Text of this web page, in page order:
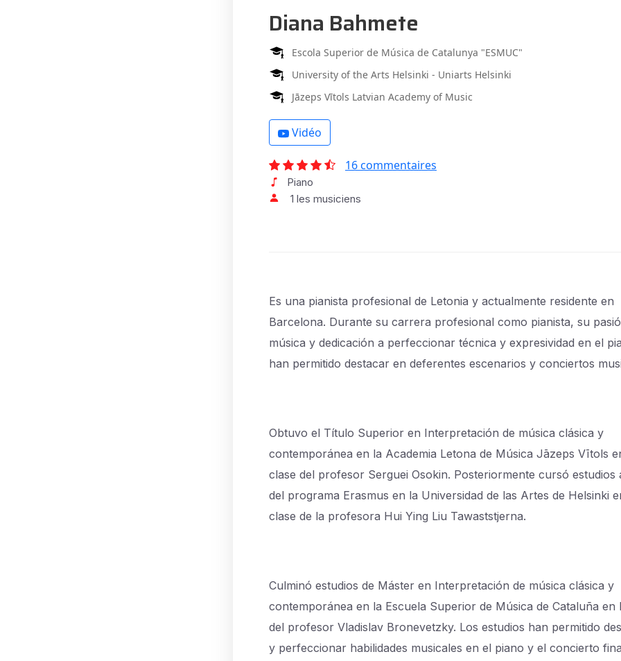
Diana Bahmete
Escola Superior de Música de Catalunya "ESMUC"
University of the Arts Helsinki - Uniarts Helsinki
Jāzeps Vītols Latvian Academy of Music
Vidéo
16 commentaires
Piano
1 les musiciens
Es una pianista profesional de Letonia y actualmente residente en
Barcelona. Durante su carrera profesional como pianista, su
música y dedicación a perfeccionar técnica y expresividad en el
han permitido destacar en deferentes escenarios y conciertos
Obtuvo el Título Superior en Interpretación de música clásica y
contemporánea en la Academia Letona de Música Jāzeps Vītols
clase del profesor Serguei Osokin. Posteriormente cursó estudios
del programa Erasmus en la Universidad de las Artes de Helsinki
clase de la profesora Hui Ying Liu Tawaststjerna.
Culminó estudios de Máster en Interpretación de música clásica y
contemporánea en la Escuela Superior de Música de Cataluña en
del profesor Vladislav Bronevetzky. Los estudios han permitido
y perfeccionar habilidades musicales en el piano y el concierto